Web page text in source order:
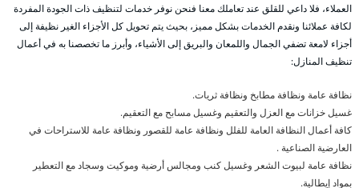
العملاء، فلا داعي للقلق عند تعاملك معنا فنحن نوفر خدمات لتنظيف ذات الجودة المفردة
لكافة عملائنا ونقدم الخدمات بشكل مميز، بحيث يتم تحويل كل الأجزاء الغير نظيفة إلى
أجزاء لامعة تضفي الجمال واللمعان والبريق إلى الأشياء، وأبرز ما تخصصنا به في أعمال
تنظيف المنازل:
نظافة عامة ونظافة مطابخ ونظافة ثريات.
غسيل خزانات مع العزل والتعقيم وغسيل مسابح مع التعقيم.
كافة أعمال النظافة العامة للفلل ونظافة عامة للقصور ونظافة عامة للاستراحات في
العارضية الصناعية .
نظافة عامة لبيوت الشعر وغسيل كنب ومجالس أرضية وموكيت وسجاد مع التعطير
بمواد إيطالية.